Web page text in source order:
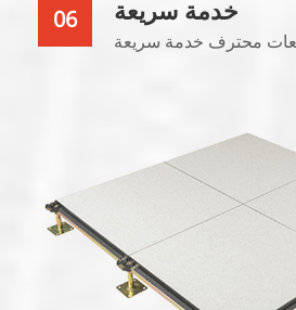
خدمة سريعة 06